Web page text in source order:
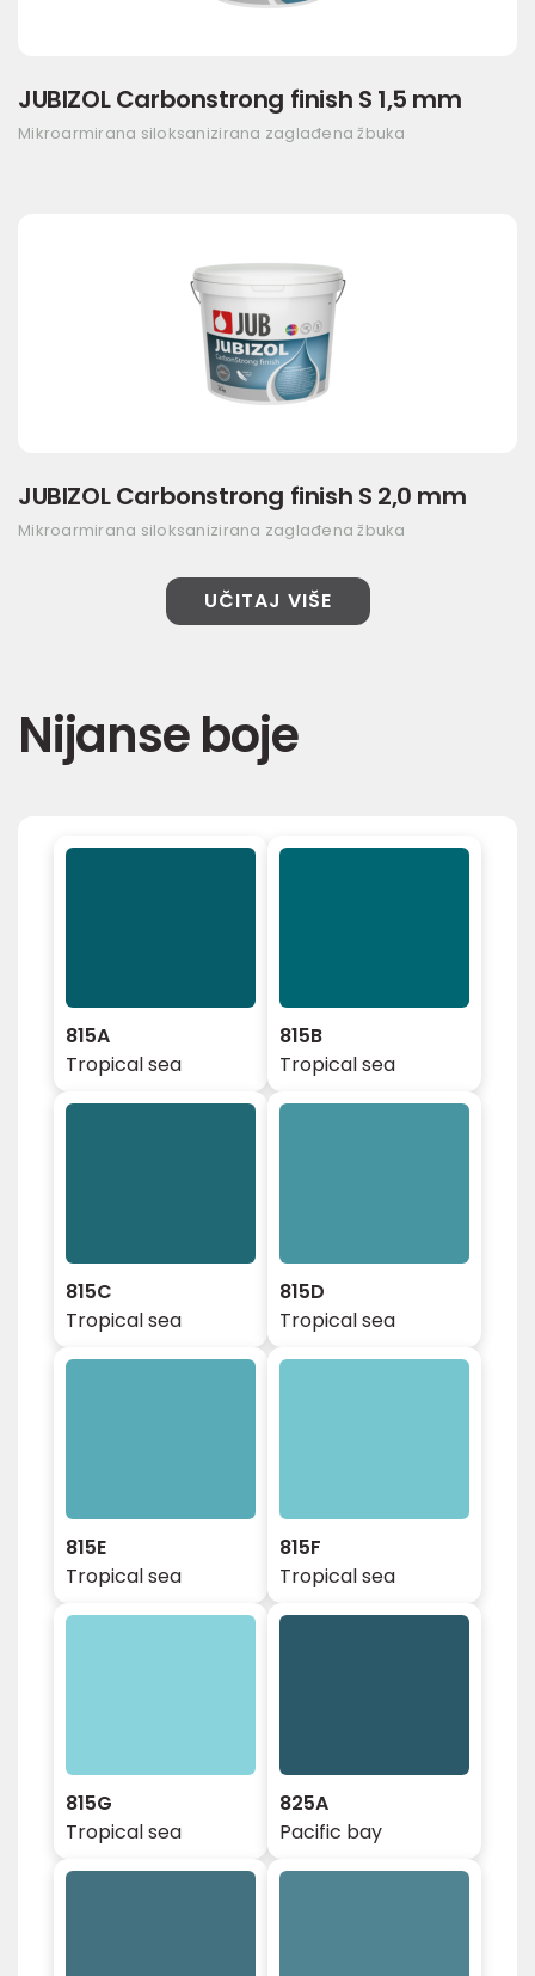
JUBIZOL Carbonstrong finish S 1,5 mm
Mikroarmirana siloksanizirana zaglađena žbuka
JUBIZOL Carbonstrong finish S 2,0 mm
Mikroarmirana siloksanizirana zaglađena žbuka
UČITAJ VIŠE
Nijanse boje
815A
Tropical sea
815B
Tropical sea
815C
Tropical sea
815D
Tropical sea
815E
Tropical sea
815F
Tropical sea
815G
Tropical sea
825A
Pacific bay